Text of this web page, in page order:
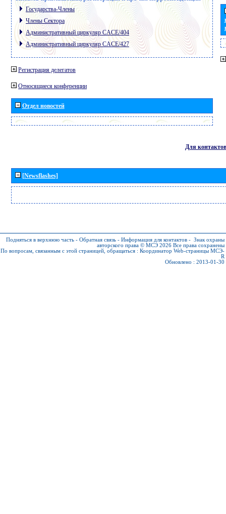
Государства-Члены
Члены Сектора
Административный циркуляр CACE/404
Административный циркуляр CACE/427
Регистрация делегатов
Относящиеся конференции
Отдел новостей
Для контактов
[Newsflashes]
Подняться в верхнюю часть - Обратная связь - Информация для контактов - Знак охраны
авторского права © МСЭ 2026 Все права сохранены
По вопросам, связанным с этой страницей, обращаться : Координатор Web-страницы МСЭ-
R
Обновлено : 2013-01-30